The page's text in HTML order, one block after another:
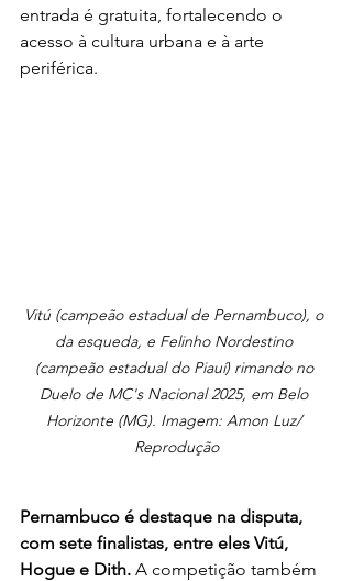
entrada é gratuita, fortalecendo o
acesso à cultura urbana e à arte
periférica.
Vitú (campeão estadual de Pernambuco), o
da esqueda, e Felinho Nordestino
(campeão estadual do Piauí) rimando no
Duelo de MC's Nacional 2025, em Belo
Horizonte (MG). Imagem: Amon Luz/
Reprodução
Pernambuco é destaque na disputa,
com sete finalistas, entre eles Vitú,
Hogue e Dith. A competição também